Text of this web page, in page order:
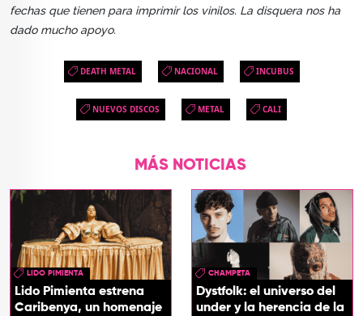
fechas que tienen para imprimir los vinilos. La disquera nos ha
dado mucho apoyo.
DEATH METAL NACIONAL INCUBUS
NUEVOS DISCOS METAL CALI
MÁS NOTICIAS
LIDO PIMIENTA
Lido Pimienta estrena
Caribenya, un homenaje
CHAMPETA
Dystfolk: el universo del
under y la herencia de la